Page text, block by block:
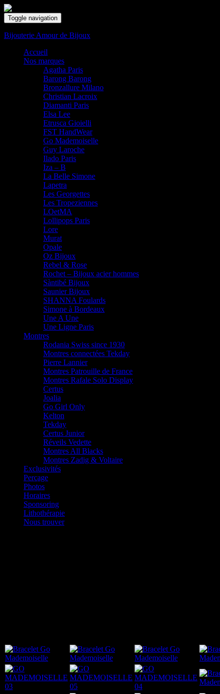
Toggle navigation
Bijouterie Amour de Bijoux
Accueil
Nos marques
Agatha Paris
Barong Barong
Bronzallure Milano
Christian Lacroix
Diamanti Paris
Elsa Lee
Etrusca Gioielli
FST HandWear
Go Mademoiselle
Guy Laroche
Ilado Paris
Iza – B
La Belle Simone
Lapetra
Les Georgettes
Les Tropeziennes
LOetMA
Lollipops Paris
Lore
Murat
Opale
Oz Bijoux
Rebel & Rose
Rochet – Bijoux acier hommes
Sàntibé Bijoux
Saunier Bijoux
SHANNA Foulards
Simone à Bordeaux
Une A Une
Une Ligne Paris
Montres
Rodania Swiss since 1930
Montres connectées Tekday
Pierre Lannier
Montres Patrouille de France
Montres Rafale Solo Display
Certus
Joalia
Go Girl Only
Kelton
Tekday
Certus Junior
Réveils Vedette
Montres All Blacks
Montres Zadig & Voltaire
Exclusivités
Perçage
Photos
Horaires
Sponsoring
Lithothérapie
Nous trouver